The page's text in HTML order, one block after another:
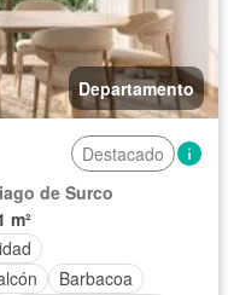
Departamento
Destacado
de Surco
m²
Barbacoa